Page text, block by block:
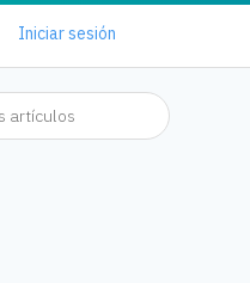
Iniciar sesión